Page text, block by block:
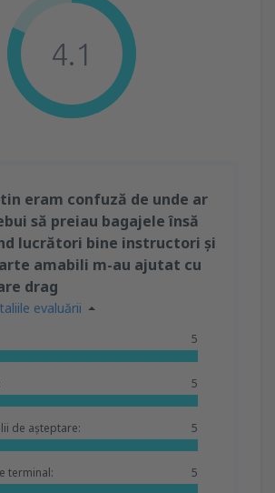
4.1
eram confuză de unde ar
să preiau bagajele însă
lucrători bine instructori și
amabili m-au ajutat cu
drag
evaluării
5
5
de așteptare: 5
terminal: 5